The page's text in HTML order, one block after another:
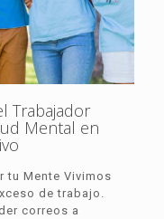
Trabajador
Mental en
tu Mente Vivimos
de trabajo.
correos a